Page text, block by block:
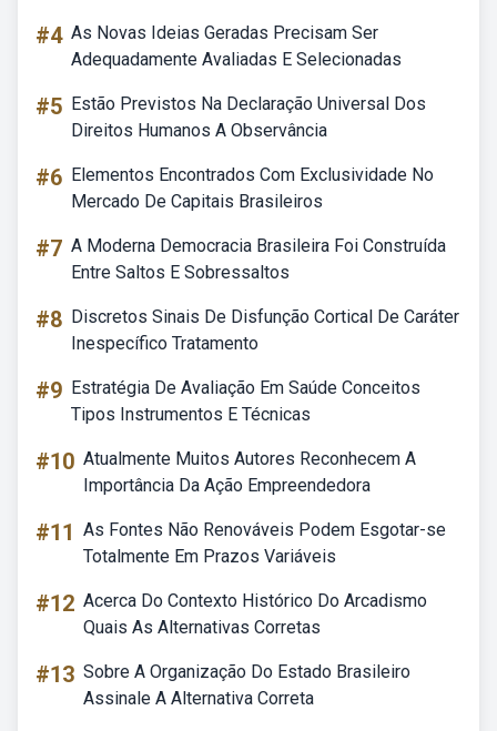
#4 As Novas Ideias Geradas Precisam Ser
Adequadamente Avaliadas E Selecionadas
#5 Estão Previstos Na Declaração Universal Dos
Direitos Humanos A Observância
#6 Elementos Encontrados Com Exclusividade No
Mercado De Capitais Brasileiros
#7 A Moderna Democracia Brasileira Foi Construída
Entre Saltos E Sobressaltos
#8 Discretos Sinais De Disfunção Cortical De Caráter
Inespecífico Tratamento
#9 Estratégia De Avaliação Em Saúde Conceitos
Tipos Instrumentos E Técnicas
#10 Atualmente Muitos Autores Reconhecem A
Importância Da Ação Empreendedora
#11 As Fontes Não Renováveis Podem Esgotar-se
Totalmente Em Prazos Variáveis
#12 Acerca Do Contexto Histórico Do Arcadismo
Quais As Alternativas Corretas
#13 Sobre A Organização Do Estado Brasileiro
Assinale A Alternativa Correta